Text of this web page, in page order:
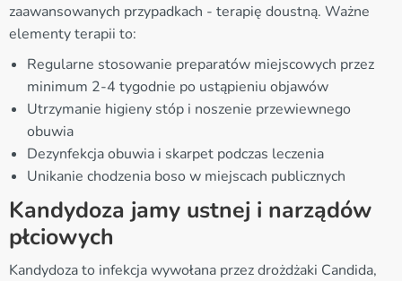
zaawansowanych przypadkach - terapię doustną. Ważne
elementy terapii to:
Regularne stosowanie preparatów miejscowych przez
minimum 2-4 tygodnie po ustąpieniu objawów
Utrzymanie higieny stóp i noszenie przewiewnego
obuwia
Dezynfekcja obuwia i skarpet podczas leczenia
Unikanie chodzenia boso w miejscach publicznych
Kandydoza jamy ustnej i narządów
płciowych
Kandydoza to infekcja wywołana przez drożdżaki Candida,